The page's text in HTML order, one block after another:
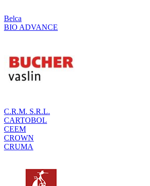
Belca
BIO ADVANCE
C.R.M. S.R.L.
CARTOBOL
CEEM
CROWN
CRUMA